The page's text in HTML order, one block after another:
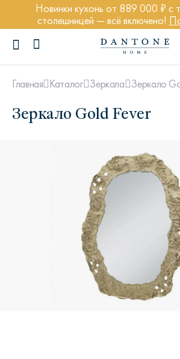
Новинки кухонь от 889 000 ₽ с
столешницей — всё включено!
ПОПУЛЯРНЫЕ ЗАПРОСЫ
Кровать Ньюбери
Главная Каталог Зеркала Зеркало
Зеркало Gold Fever